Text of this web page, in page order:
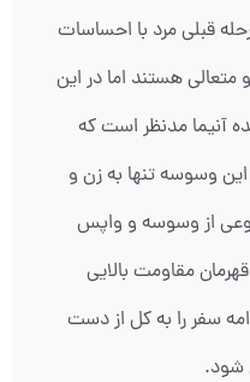
قبلی مرد با احساسات
هستند اما در این
آنیما مدنظر است که
وسوسه تنها به زن و
از وسوسه و واپس
مقاومت بالایی
سفر را به کل از دست
شود.